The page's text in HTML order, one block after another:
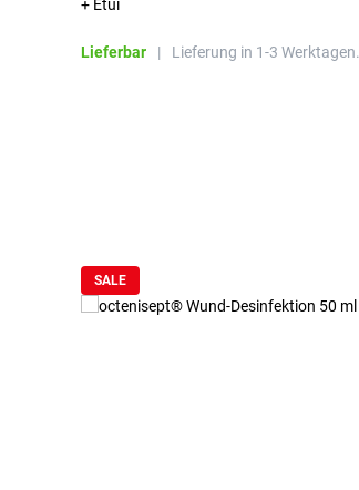
+ Etui
Lieferbar | Lieferung in 1-3 Werktagen.
SALE